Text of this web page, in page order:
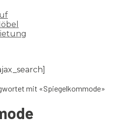
mit «Spiegelkommode»